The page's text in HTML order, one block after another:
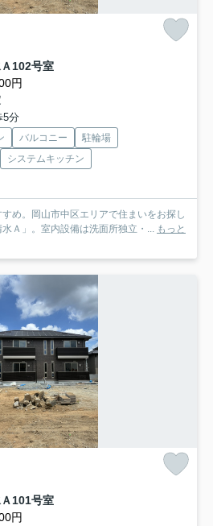
102号室
円
5分
バルコニー
駐輪場
システムキッチン
め。岡山市中区エリアで住まいをお探し
Ａ」。室内設備は洗面所独立・... もっと
101号室
円